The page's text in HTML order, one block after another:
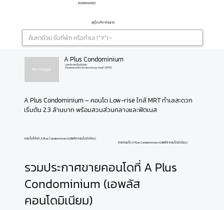
ROOMNAYOO
อยู่ไหนก็หาห้องเจอ
A Plus Condominium
เอพลัส คอนโดมิเนียม
ตำบลหนองปรือ อำเภอบางละมุง ชลบุรี 20150
A Plus Condominium – คอนโด Low-rise ใกล้ MRT ทำเลสะดวก
เริ่มต้น 2.3 ล้านบาท พร้อมสวนส่วนกลางและฟิตเนส
คอนโดให้เช่า A Plus Condominium (เอพลัส คอนโดมิเนียม)
ขายคอนโด A Plus Condominium (เอพลัส คอนโดมิเนียม)
รวมประกาศขายคอนโดที่ A Plus
Condominium (เอพลัส
คอนโดมิเนียม)